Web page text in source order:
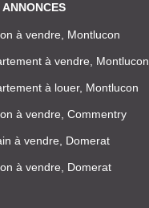
ANNONCES
à vendre, Montlucon
à vendre, Montlucon
à louer, Montlucon
à vendre, Commentry
à vendre, Domerat
à vendre, Domerat